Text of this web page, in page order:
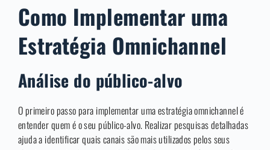
Como Implementar uma
Estratégia Omnichannel
Análise do público-alvo
O primeiro passo para implementar uma estratégia omnichannel é
entender quem é o seu público-alvo. Realizar pesquisas detalhadas
ajuda a identificar quais canais são mais utilizados pelos seus